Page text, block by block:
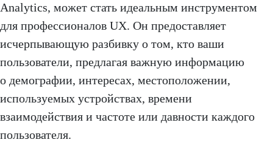
Analytics, может стать идеальным инструментом
для профессионалов UX. Он предоставляет
исчерпывающую разбивку о том, кто ваши
пользователи, предлагая важную информацию
о демографии, интересах, местоположении,
используемых устройствах, времени
взаимодействия и частоте или давности каждого
пользователя.